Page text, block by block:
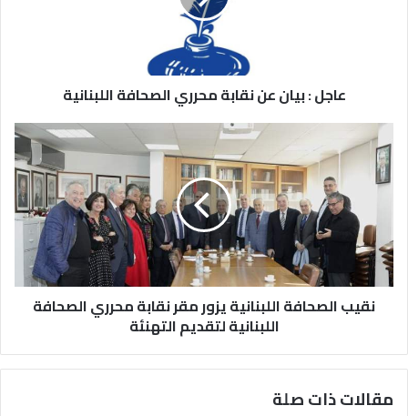
عاجل : بيان عن نقابة محرري الصحافة اللبنانية
نقيب الصحافة اللبنانية يزور مقر نقابة محرري الصحافة
اللبنانية لتقديم التهنئة
مقالات ذات صلة